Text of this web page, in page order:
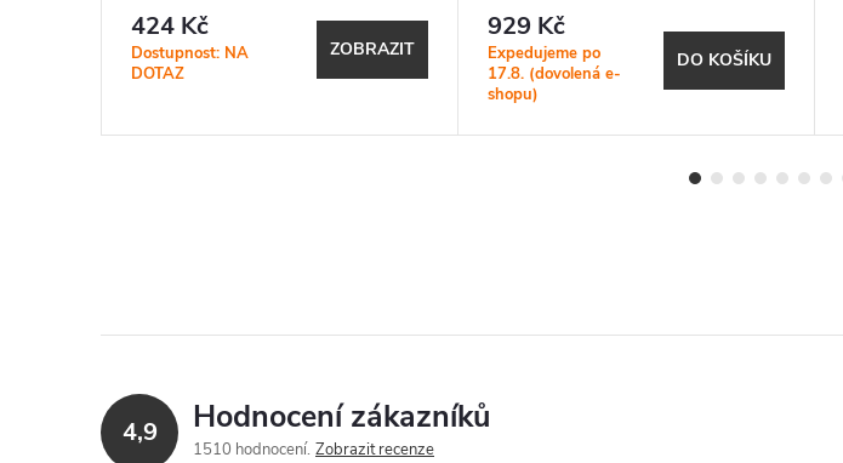
424 Kč
Dostupnost: NA
DOTAZ
ZOBRAZIT
929 Kč
Expedujeme po
17.8. (dovolená e-
shopu)
DO KOŠÍKU
4,9 Hodnocení zákazníků
1510 hodnocení Zobrazit recenze